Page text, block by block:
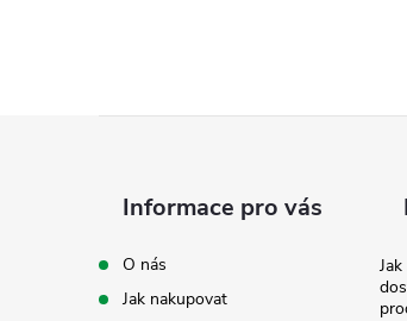
Informace pro vás
O nás
Jak nakupovat